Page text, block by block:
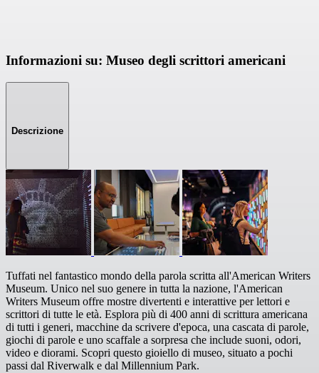
Informazioni su: Museo degli scrittori americani
Descrizione
Tuffati nel fantastico mondo della parola scritta all'American Writers
Museum. Unico nel suo genere in tutta la nazione, l'American
Writers Museum offre mostre divertenti e interattive per lettori e
scrittori di tutte le età. Esplora più di 400 anni di scrittura americana
di tutti i generi, macchine da scrivere d'epoca, una cascata di parole,
giochi di parole e uno scaffale a sorpresa che include suoni, odori,
video e diorami. Scopri questo gioiello di museo, situato a pochi
passi dal Riverwalk e dal Millennium Park.